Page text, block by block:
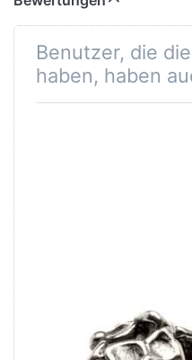
Benutzer, die
haben, haben
Hortensie
TAGBE-10047